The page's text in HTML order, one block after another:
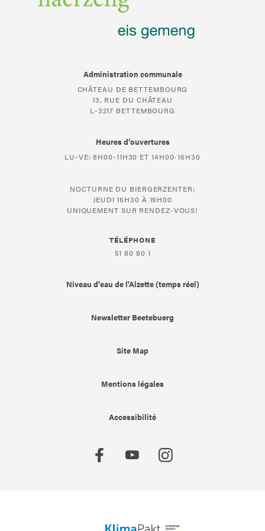
Administration communale
CHÂTEAU DE BETTEMBOURG
13, RUE DU CHÂTEAU
L-3217 BETTEMBOURG
Heures d’ouvertures
LU-VE: 8H00-11H30 ET 14H00-16H30
NOCTURNE DU BIERGERZENTER:
JEUDI 16H30 À 19H00
UNIQUEMENT SUR RENDEZ-VOUS!
TÉLÉPHONE
51 80 80 1
Niveau d'eau de l'Alzette (temps réel)
Newsletter Beetebuerg
Site Map
Mentions légales
Accessibilité